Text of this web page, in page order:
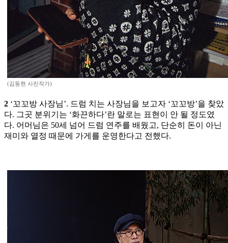
(김동현 사진작가)
2 ‘꼬꼬방 사장님’. 드럼 치는 사장님을 보고자 ‘꼬꼬방’을 찾았
다. 그곳 분위기는 ‘화끈하다’란 말로는 표현이 안 될 정도였
다. 어머님은 50세 넘어 드럼 연주를 배웠고, 단순히 돈이 아닌
재미와 열정 때문에 가게를 운영한다고 전했다.